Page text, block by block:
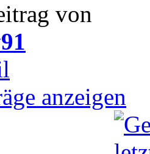
von
anzeigen